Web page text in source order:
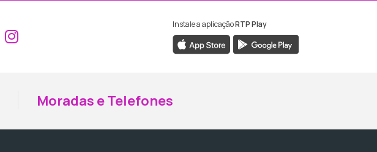
Aceder ao Facebook da RTP Madeira
Aceder ao Instagram da RTP Madeira
Instale a aplicaçãoRTP Play
Moradas e Telefones